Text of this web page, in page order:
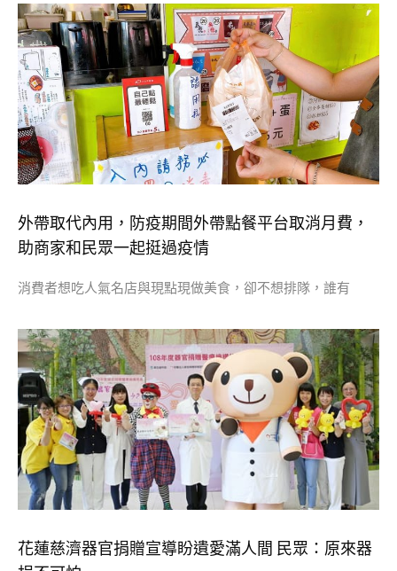
外帶取代內用，防疫期間外帶點餐平台取消月費，
助商家和民眾一起挺過疫情
消費者想吃人氣名店與現點現做美食，卻不想排隊，誰有
花蓮慈濟器官捐贈宣導盼遺愛滿人間 民眾：原來器